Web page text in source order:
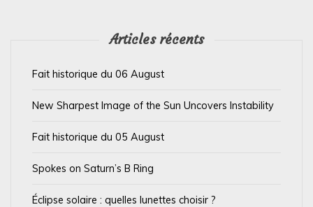
Articles récents
Fait historique du 06 August
New Sharpest Image of the Sun Uncovers Instability
Fait historique du 05 August
Spokes on Saturn’s B Ring
Éclipse solaire : quelles lunettes choisir ?